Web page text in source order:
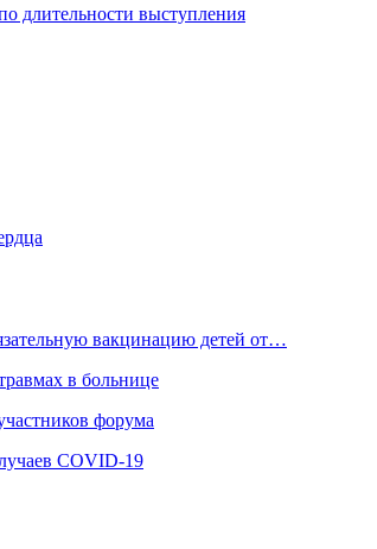
длительности выступления
вакцинацию детей от…
в больнице
форума
COVID-19